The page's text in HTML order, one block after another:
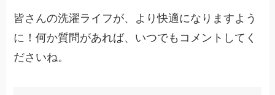
皆さんの洗濯ライフが、より快適になりますよう
に！何か質問があれば、いつでもコメントしてく
ださいね。